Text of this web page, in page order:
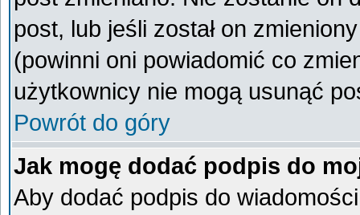
post, lub jeśli został on
(powinni oni powiadomić co
użytkownicy nie mogą usunąć
Powrót do góry
Jak mogę dodać podpis do
Aby dodać podpis do